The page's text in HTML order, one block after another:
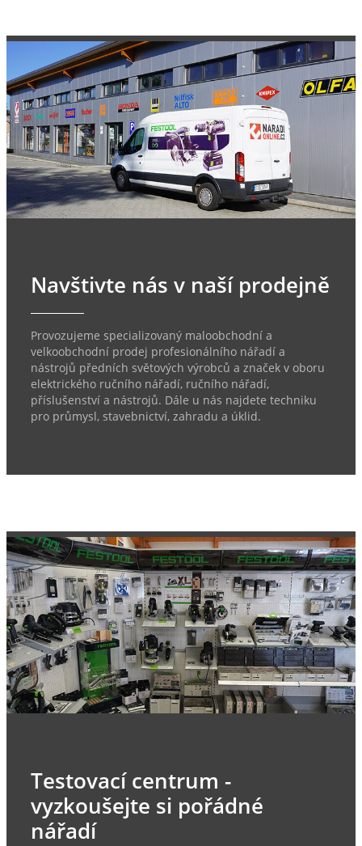
Navštivte nás v naší prodejně
Provozujeme specializovaný maloobchodní a
velkoobchodní prodej profesionálního nářadí a
nástrojů předních světových výrobců a značek v oboru
elektrického ručního nářadí, ručního nářadí,
příslušenství a nástrojů. Dále u nás najdete techniku
pro průmysl, stavebnictví, zahradu a úklid.
Testovací centrum -
vyzkoušejte si pořádné
nářadí